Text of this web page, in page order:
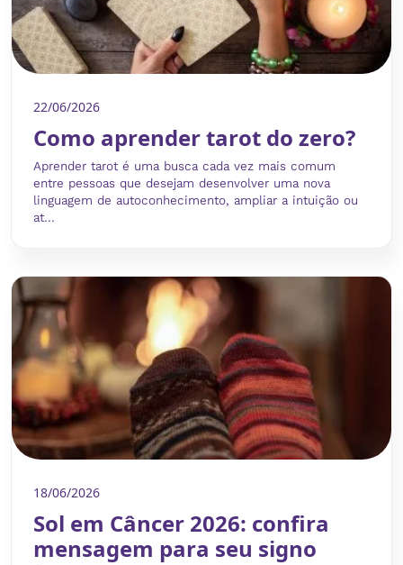
22/06/2026
Como aprender tarot do zero?
Aprender tarot é uma busca cada vez mais comum
entre pessoas que desejam desenvolver uma nova
linguagem de autoconhecimento, ampliar a intuição ou
at...
18/06/2026
Sol em Câncer 2026: confira
mensagem para seu signo